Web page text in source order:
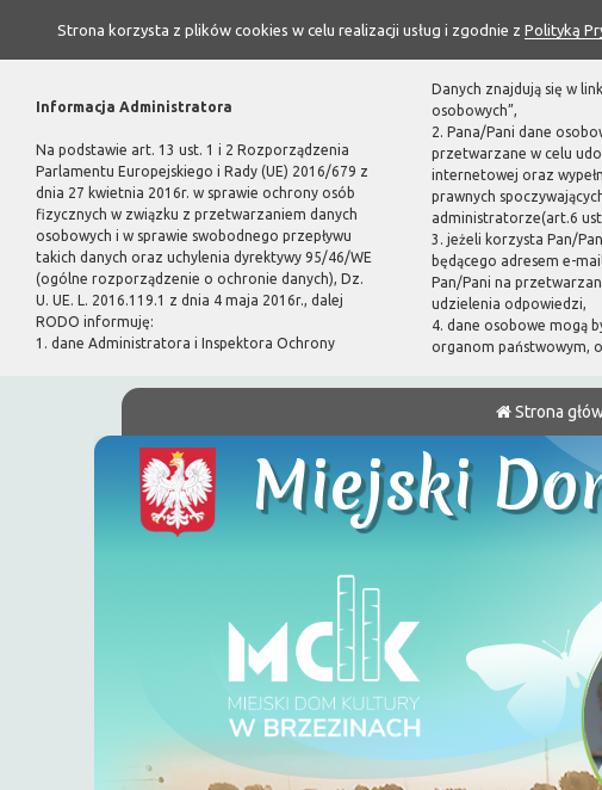
Strona korzysta z plików cookies w celu realizacji usług i zgodnie z Polityką
Informacja Administratora
Na podstawie art. 13 ust. 1 i 2 Rozporządzenia
Parlamentu Europejskiego i Rady (UE) 2016/679 z
dnia 27 kwietnia 2016r. w sprawie ochrony osób
fizycznych w związku z przetwarzaniem danych
osobowych i w sprawie swobodnego przepływu
takich danych oraz uchylenia dyrektywy 95/46/WE
(ogólne rozporządzenie o ochronie danych), Dz.
U. UE. L. 2016.119.1 z dnia 4 maja 2016r., dalej
RODO informuję:
1. dane Administratora i Inspektora Ochrony
Danych znajdują się w
osobowych”,
2. Pana/Pani dane
przetwarzane w celu
internetowej oraz
prawnych
administratorze(art.6
3. jeżeli korzysta Pan/
będącego adresem e-
Pan/Pani na
udzielenia odpowiedzi,
4. dane osobowe mogą
organom państwowym,
Strona
Miejski